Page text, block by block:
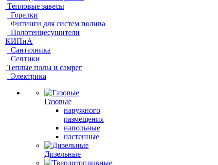
Тепловые завесы
Горелки
Фитинги для систем полива
Полотенцесушители
КИПиА
Сантехника
Септики
Теплые полы и самрег
Электрика
Газовые
наружного
размещения
напольные
настенные
Дизельные